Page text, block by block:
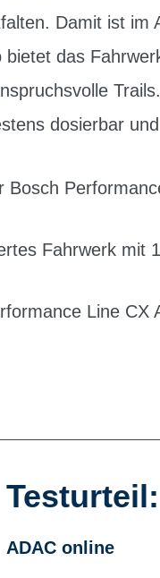
Damit ist
bietet das
dosierbar
Bosch
Fahrwerk mit
Line CX
ADAC online